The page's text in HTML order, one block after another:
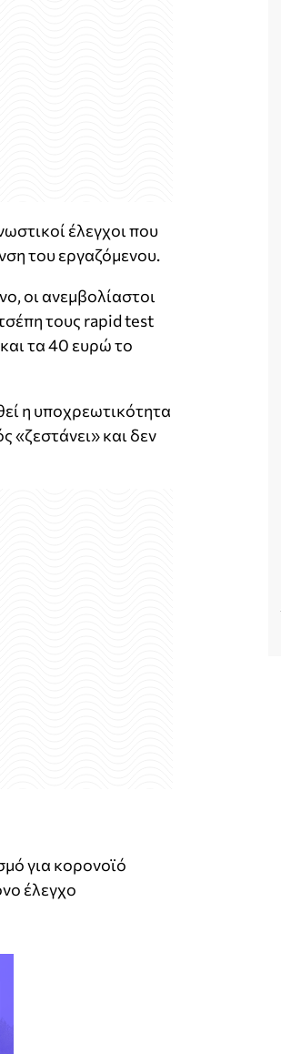
έλεγχοι που
του εργαζόμενου.
οι ανεμβολίαστοι
τους rapid test
τα 40 ευρώ το
η υποχρεωτικότητα
«ζεστάνει» και δεν
για κορονοϊό
έλεγχο